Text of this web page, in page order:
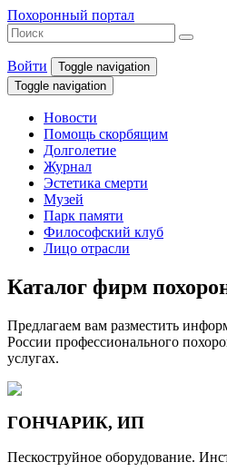
Похоронный портал
Войти
Toggle navigation
Toggle navigation
Новости
Помощь скорбящим
Долголетие
Журнал
Эстетика смерти
Музей
Парк памяти
Философский клуб
Лицо отрасли
Каталог фирм
Предлагаем вам разместить
России профессионального
услугах.
ГОНЧАРИК, ИП
Пескоструйное оборудование.